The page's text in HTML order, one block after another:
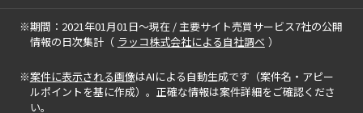
※期間：2021年01月01日～現在 / 主要サイト売買サービス7社の公開
情報の日次集計（ ラッコ株式会社による自社調べ ）
※案件に表示される画像はAIによる自動生成です（案件名・アピー
ルポイントを基に作成）。正確な情報は案件詳細をご確認くださ
い。